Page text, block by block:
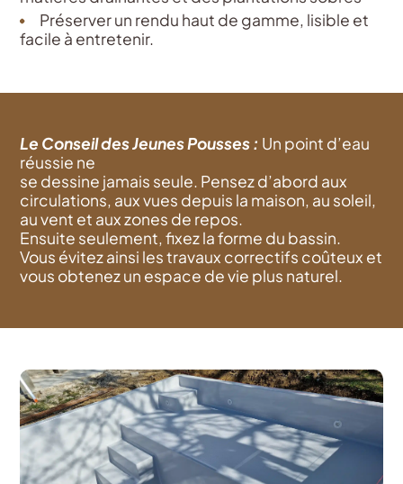
Préserver un rendu haut de gamme, lisible et
facile à entretenir.
Le Conseil des Jeunes Pousses : Un point d’eau
réussie ne
se dessine jamais seule. Pensezd’abord aux
circulations, auxvues depuis la maison, au soleil,
au vent et aux zones de repos.
Ensuite seulement,fixezlaforme du bassin.
Vous évitezainsi les travaux correctifs coûteux et
vous obtenezun espace de vie plus naturel.